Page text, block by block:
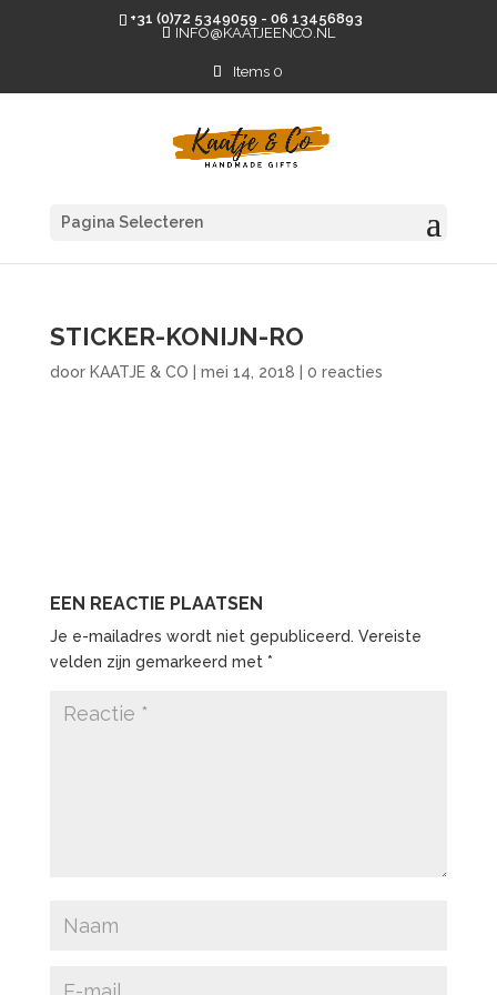
+31 (0)72 5349059 - 06 13456893
INFO@KAATJEENCO.NL
Items 0
Pagina Selecteren
STICKER-KONIJN-RO
door KAATJE & CO mei 14, 2018 0 reacties
EEN REACTIE PLAATSEN
Je e-mailadres wordt niet gepubliceerd. Vereiste
velden zijn gemarkeerd met *